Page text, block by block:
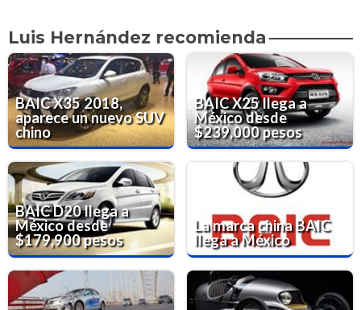
Luis Hernández recomienda
BAIC X35 2018,
aparece un nuevo SUV
chino
BAIC X25 llega a
México desde
$239,000 pesos
BAIC D20 llega a
México desde
$179,900 pesos
La marca china BAIC
llega a México